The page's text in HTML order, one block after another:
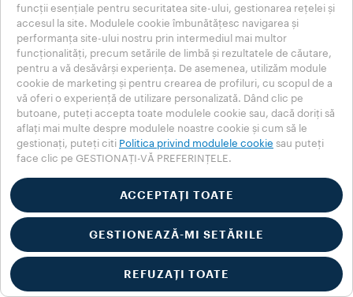
sau sponsorizată de Nespresso
Relații cu clienții
Aveți nevoie de ajutor?
Consultați întrebările
frecvente sau contactați-ne.
MAGAZIN
IMPORTANT
Bucurați-vă de o experiența
autentică Lavazza în
funcții esențiale pentru securitatea site-ului, gestionarea rețelei și
accesul la site. Modulele cookie îmbunătățesc navigarea și
performanța site-ului nostru prin intermediul mai multor
funcționalități, precum setările de limbă și rezultatele de căutare,
pentru a vă desăvârși experiența. De asemenea, utilizăm module
cookie de marketing și pentru crearea de profiluri, cu scopul de a
vă oferi o experiență de utilizare personalizată. Dând clic pe
butoane, puteți accepta toate modulele cookie sau, dacă doriți să
aflați mai multe despre modulele noastre cookie și cum să le
gestionați, puteți citi Politica privind modulele cookie sau puteți
face clic pe GESTIONAȚI-VĂ PREFERINȚELE.
ACCEPTAȚI TOATE
GESTIONEAZĂ-MI SETĂRILE
REFUZAȚI TOATE